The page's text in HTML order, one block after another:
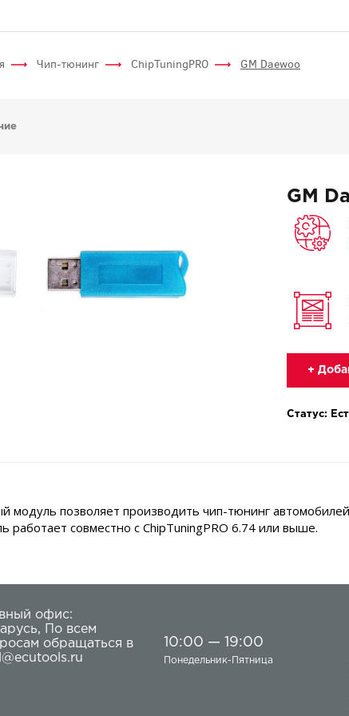
Чип-тюнинг ChipTuningPRO GM Daewoo
GM
+
Статус:
модуль позволяет производить чип-тюнинг
работает совместно с ChipTuningPRO 6.74 или выше.
офис:
,
По всем
обращаться в
10:00 — 19:00
Понедельник-Пятница